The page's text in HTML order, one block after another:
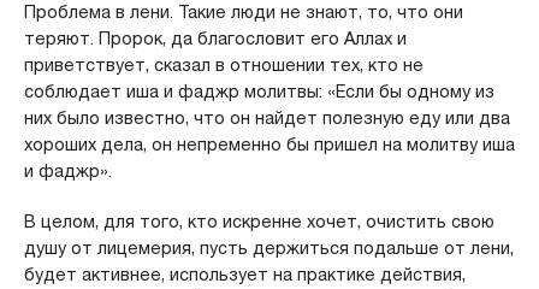
Проблема в лени. Такие люди не знают, то, что они
теряют. Пророк, да благословит его Аллах и
приветствует, сказал в отношении тех, кто не
соблюдает иша и фаджр молитвы: «Если бы одному из
них было известно, что он найдет полезную еду или два
хороших дела, он непременно бы пришел на молитву иша
и фаджр».
В целом, для того, кто искренне хочет, очистить свою
душу от лицемерия, пусть держиться подальше от лени,
будет активнее, использует на практике действия,